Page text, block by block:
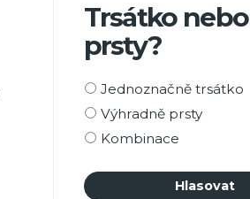
Trsátko nebo
prsty?
Možnosti
výběru
Jednoznačně trsátko
Výhradně prsty
Kombinace